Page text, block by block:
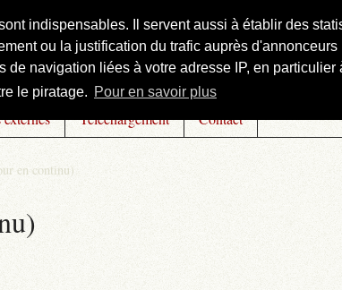
indispensables. Il servent aussi à établir des
ou la justification du trafic auprès
navigation liées à votre adresse IP, en
le piratage. Pour en savoir plus
Téléchargement Contact
en continu)